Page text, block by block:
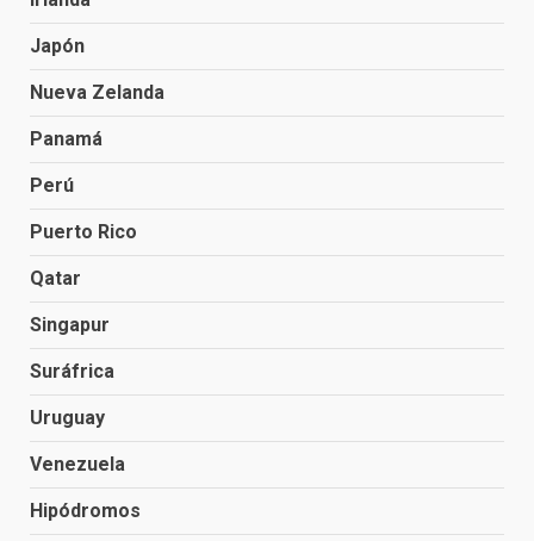
Japón
Nueva Zelanda
Panamá
Perú
Puerto Rico
Qatar
Singapur
Suráfrica
Uruguay
Venezuela
Hipódromos